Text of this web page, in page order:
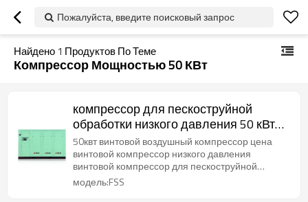
Пожалуйста, введите поисковый запрос
Найдено 1 Продуктов По Теме
Компрессор Мощностью 50 КВт
компрессор для пескоструйной
обработки низкого давления 50 кВт
электрический воздушный
компрессор
50квт винтовой воздушный компрессор цена
винтовой компрессор низкого давления
винтовой компрессор для пескоструйной
обработки
модель:FSS